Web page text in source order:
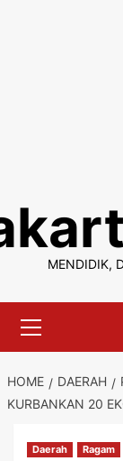
content
MENDIDIK,
Menu
HOME DAERAH
KURBANKAN 20
Daerah Ragam